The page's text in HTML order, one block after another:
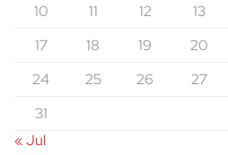
10
11 12 13
17
18 19 20
24
25 26 27
31
« Jul